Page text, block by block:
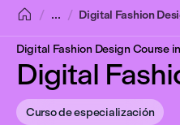
 ... Digital Fashion
Digital Fashion Design Course
Digital
Curso de especialización